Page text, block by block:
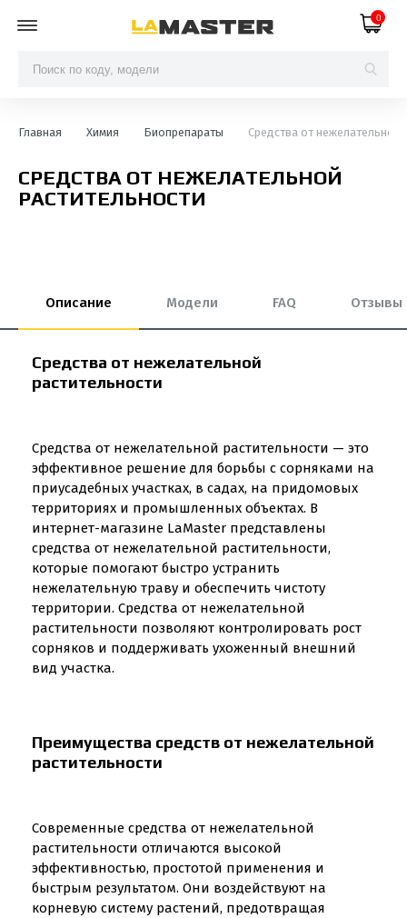
0
Главная Химия Биопрепараты Средства от нежелательной
СРЕДСТВА ОТ НЕЖЕЛАТЕЛЬНОЙ
РАСТИТЕЛЬНОСТИ
Описание Модели FAQ Отзывы
Средства от нежелательной
растительности
Средства от нежелательной растительности — это
эффективное решение для борьбы с сорняками на
приусадебных участках, в садах, на придомовых
территориях и промышленных объектах. В
интернет-магазине LaMaster представлены
средства от нежелательной растительности,
которые помогают быстро устранить
нежелательную траву и обеспечить чистоту
территории. Средства от нежелательной
растительности позволяют контролировать рост
сорняков и поддерживать ухоженный внешний
вид участка.
Преимущества средств от нежелательной
растительности
Современные средства от нежелательной
растительности отличаются высокой
эффективностью, простотой применения и
быстрым результатом. Они воздействуют на
корневую систему растений, предотвращая